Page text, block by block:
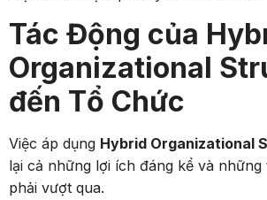
Tác Động của
Organizational
đến Tổ Chức
Việc áp dụng Hybrid Organizational
lại cả những lợi ích đáng kể và
phải vượt qua.